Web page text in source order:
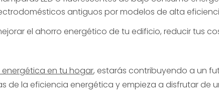
antiguos por modelos de alta
el ahorro energético de tu edificio, reducir tus
en tu hogar, estarás contribuyendo a un
de la eficiencia energética y empieza a disfrutar de